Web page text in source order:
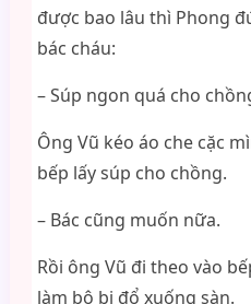
được bao lâu thì Phong
bác cháu:
– Súp ngon quá cho
Ông Vũ kéo áo che cặc
bếp lấy súp cho chồng.
– Bác cũng muốn nữa.
Rồi ông Vũ đi theo vào
làm bộ bị đổ xuống sàn.